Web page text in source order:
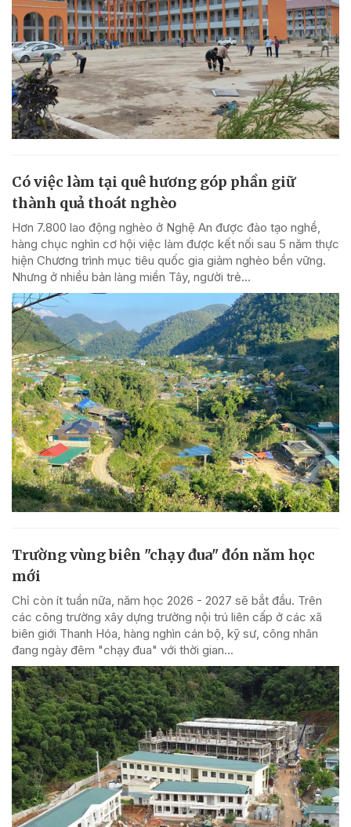
Có việc làm tại quê hương góp phần giữ
thành quả thoát nghèo
Hơn 7.800 lao động nghèo ở Nghệ An được đào tạo nghề,
hàng chục nghìn cơ hội việc làm được kết nối sau 5 năm thực
hiện Chương trình mục tiêu quốc gia giảm nghèo bền vững.
Nhưng ở nhiều bản làng miền Tây, người trẻ...
Trường vùng biên "chạy đua" đón năm học
mới
Chỉ còn ít tuần nữa, năm học 2026 - 2027 sẽ bắt đầu. Trên
các công trường xây dựng trường nội trú liên cấp ở các xã
biên giới Thanh Hóa, hàng nghìn cán bộ, kỹ sư, công nhân
đang ngày đêm "chạy đua" với thời gian...